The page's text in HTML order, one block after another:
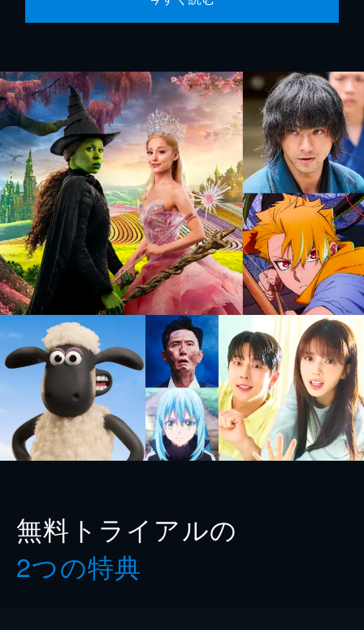
無料トライアルの
2つの特典